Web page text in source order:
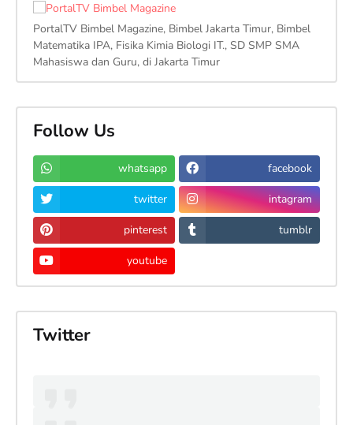
PortalTV Bimbel Magazine, Bimbel Jakarta Timur, Bimbel
Matematika IPA, Fisika Kimia Biologi IT., SD SMP SMA
Mahasiswa dan Guru, di Jakarta Timur
Follow Us
whatsapp facebook
twitter intagram
pinterest tumblr
youtube
Twitter